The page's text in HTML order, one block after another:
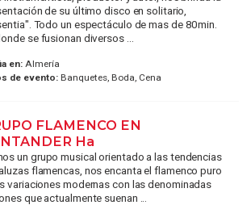
de su último disco en solitario,
Todo un espectáculo de mas de 80min.
se fusionan diversos ...
en:Almería
de evento:Banquetes, Boda, Cena
FLAMENCO EN
Ha
un grupo musical orientado a las tendencias
flamencas, nos encanta el flamenco puro
variaciones modernas con las denominadas
que actualmente suenan ...